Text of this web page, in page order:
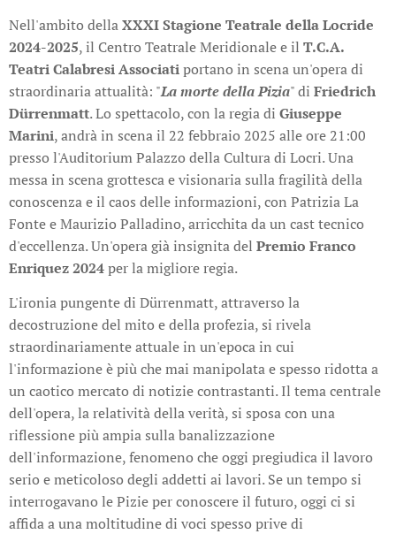
Nell'ambito dellaXXXI Stagione Teatrale della Locride
2024-2025, il Centro Teatrale Meridionale e il T.C.A.
Teatri Calabresi Associatiportano in scena un'opera di
straordinaria attualità: "La morte della Pizia" di Friedrich
Dürrenmatt. Lo spettacolo, con la regia di Giuseppe
Marini, andrà in scena il 22 febbraio 2025 alle ore 21:00
presso l'Auditorium Palazzo della Cultura di Locri. Una
messa in scena grottesca e visionaria sulla fragilità della
conoscenza e il caos delle informazioni, con Patrizia La
Fonte e Maurizio Palladino, arricchita da un cast tecnico
d'eccellenza. Un'opera già insignita del Premio Franco
Enriquez 2024per la migliore regia.
L'ironia pungente di Dürrenmatt, attraverso la
decostruzione del mito e della profezia, si rivela
straordinariamente attuale in un'epoca in cui
l'informazione è più che mai manipolata e spesso ridotta a
un caotico mercato di notizie contrastanti. Il tema centrale
dell'opera, la relatività della verità, si sposa con una
riflessione più ampia sulla banalizzazione
dell'informazione, fenomeno che oggi pregiudica il lavoro
serio e meticoloso degli addetti ai lavori. Se un tempo si
interrogavano le Pizie per conoscere il futuro, oggi ci si
affida a una moltitudine di voci spesso prive di